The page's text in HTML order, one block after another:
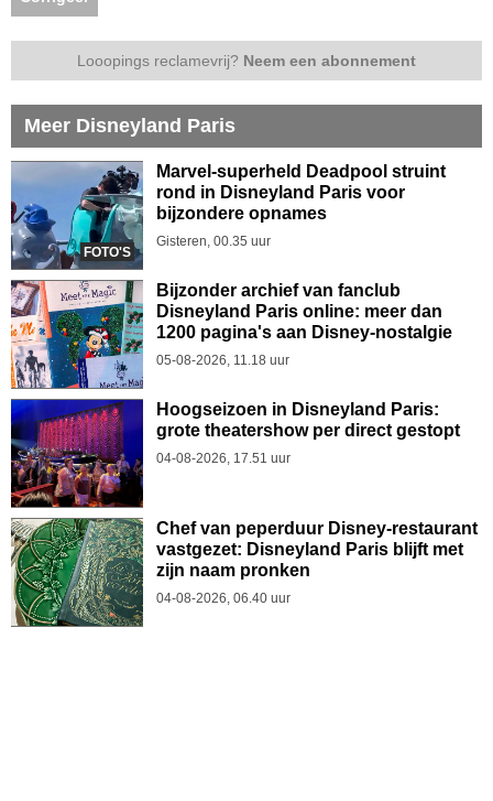
Looopings reclamevrij? Neem een abonnement
Meer Disneyland Paris
FOTO'S
Marvel-superheld Deadpool struint
rond in Disneyland Paris voor
bijzondere opnames
Gisteren, 00.35 uur
Bijzonder archief van fanclub
Disneyland Paris online: meer dan
1200 pagina's aan Disney-nostalgie
05-08-2026, 11.18 uur
Hoogseizoen in Disneyland Paris:
grote theatershow per direct gestopt
04-08-2026, 17.51 uur
Chef van peperduur Disney-restaurant
vastgezet: Disneyland Paris blijft met
zijn naam pronken
04-08-2026, 06.40 uur